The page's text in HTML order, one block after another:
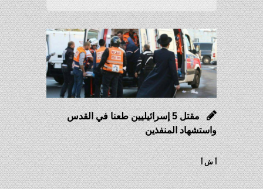
مقتل 5 إسرائيليين طعنا في القدس
واستشهاد المنفذين
أ ش أ